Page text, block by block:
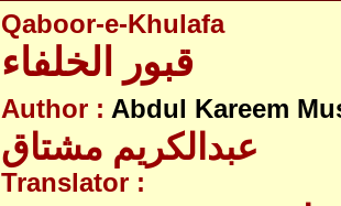
Qaboor-e-Khulafa
Author : Abdul Kareem
عبدالکریم مشتاق
Translator :